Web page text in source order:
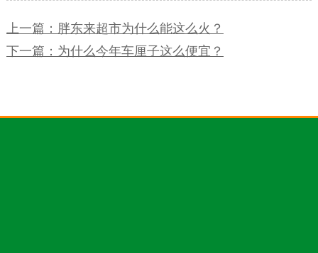
上一篇：胖东来超市为什么能这么火？
下一篇：为什么今年车厘子这么便宜？